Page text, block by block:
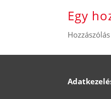
Egy